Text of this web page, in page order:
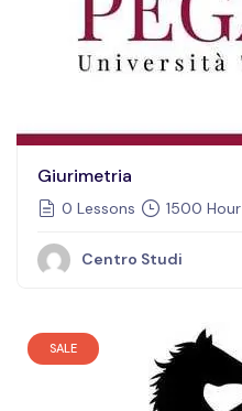
Giurimetria
0 Lessons 1500 Hour
Centro Studi
SALE